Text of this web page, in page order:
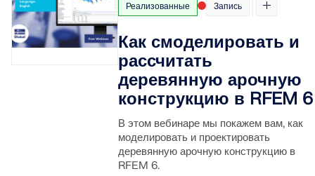
Реализованные Запись
Как смоделировать и
рассчитать
деревянную арочную
конструкцию в RFEM 6
В этом вебинаре мы покажем вам, как
моделировать и проектировать
деревянную арочную конструкцию в
RFEM 6.